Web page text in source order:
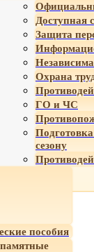
Доступная
Защита
Охрана
ГО и ЧС
сезону
пособия